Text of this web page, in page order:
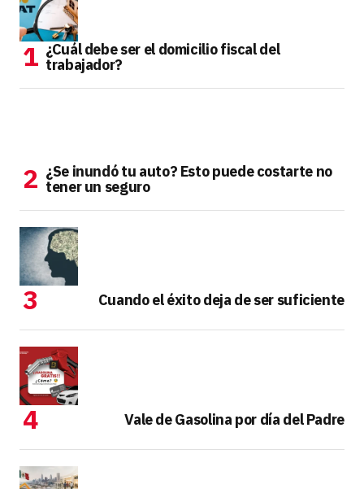
¿Cuál debe ser el domicilio fiscal del
trabajador?
¿Se inundó tu auto? Esto puede costarte no
tener un seguro
Cuando el éxito deja de ser suficiente
Vale de Gasolina por día del Padre